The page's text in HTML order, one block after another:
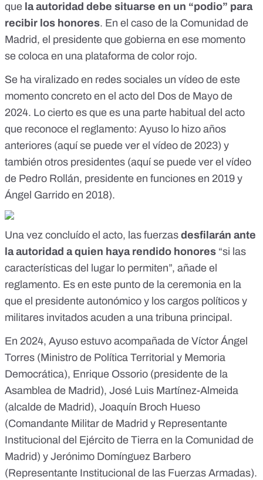
que la autoridad debe situarse en un “podio” para
recibir los honores. En el caso de la Comunidad de
Madrid, el presidente que gobierna en ese momento
se coloca en una plataforma de color rojo.
Se ha viralizado en redes sociales un vídeo de este
momento concreto en el acto del Dos de Mayo de
2024. Lo cierto es que es una parte habitual del acto
que reconoce el reglamento: Ayuso lo hizo años
anteriores (aquí se puede ver el vídeo de 2023) y
también otros presidentes (aquí se puede ver el vídeo
de Pedro Rollán, presidente en funciones en 2019 y
Ángel Garrido en 2018).
Una vez concluído el acto, las fuerzas desfilarán ante
la autoridad a quien haya rendido honores “si las
características del lugar lo permiten”, añade el
reglamento. Es en este punto de la ceremonia en la
que el presidente autonómico y los cargos políticos y
militares invitados acuden a una tribuna principal.
En 2024, Ayuso estuvo acompañada de Víctor Ángel
Torres (Ministro de Política Territorial y Memoria
Democrática), Enrique Ossorio (presidente de la
Asamblea de Madrid), José Luis Martínez-Almeida
(alcalde de Madrid), Joaquín Broch Hueso
(Comandante Militar de Madrid y Representante
Institucional del Ejército de Tierra en la Comunidad de
Madrid) y Jerónimo Domínguez Barbero
(Representante Institucional de las Fuerzas Armadas).